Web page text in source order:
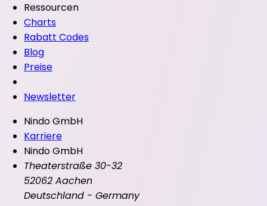
Ressourcen
Charts
Rabatt Codes
Blog
Preise
Newsletter
Nindo GmbH
Karriere
Nindo GmbH
Theaterstraße 30-32
52062 Aachen
Deutschland - Germany